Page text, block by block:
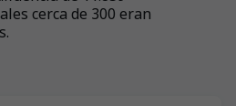
cerca de 300 eran